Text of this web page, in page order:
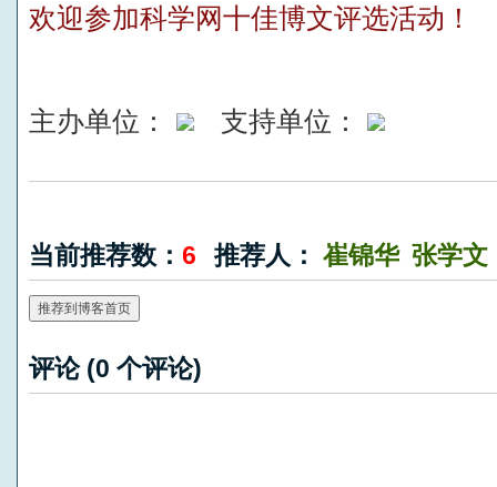
欢迎参加科学网十佳博文评选活动！
主办单位： 支持单位：
当前推荐数： 6 推荐人： 崔锦华 张学文
推荐到博客首页
评论 (0 个评论)